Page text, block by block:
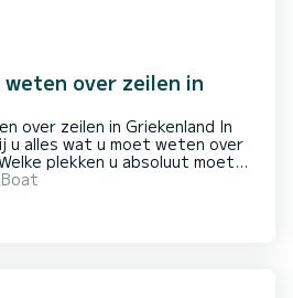
over zeilen in
zeilen in Griekenland In
u alles wat u moet weten over
plekken u absoluut moet
vooral ook niet moet doen
houden. Algemene